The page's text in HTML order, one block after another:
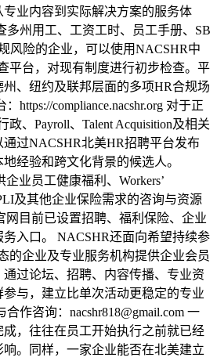
专业内容到实际解决方案的服务体
多州用工、工资工时、员工手册、SB
风险的企业，可以使用NACSHR中
平台，对现有制度进行初步检查。平
、纽约及联邦层面的多项HR合规场
https://compliance.nacshr.org 对于正
政、Payroll、Talent Acquisition及相关
过NACSHR北美HR招聘平台发布
经验和跨文化背景的候选人。
业员工健康福利、Workers’
及其他企业保险需求的咨询与资源
网目前已设置招聘、福利保险、企业
入口。 NACSHR还面向希望持续参
的企业及专业服务机构提供企业会员
过论坛、招聘、内容传播、专业资
与，建立比单次活动更稳定的专业
作咨询：nacshr818@gmail.com 一
，往往在员工开始执行之前就已经
。同样，一家企业能否在北美建立